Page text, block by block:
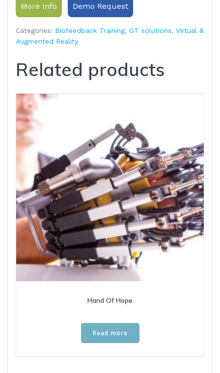
More Info Demo Request
Categories: Biofeedback Training, OT solutions, Virtual &
Augmented Reality
Related products
Hand Of Hope
Read more